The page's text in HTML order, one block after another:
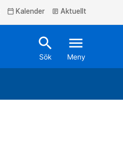
calendar_today Kalender article Aktuellt
search
Sök
menu
Meny